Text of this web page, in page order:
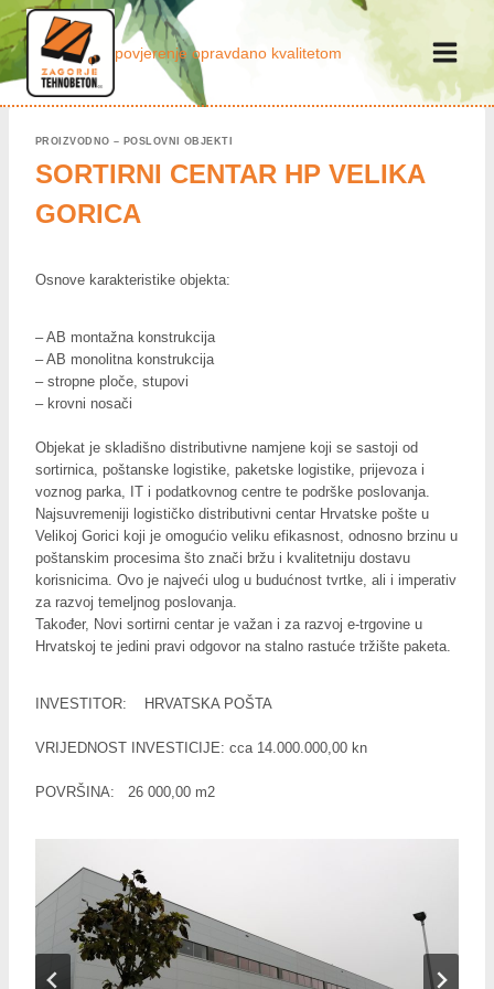
Skip
to
content
povjerenje opravdano kvalitetom
PROIZVODNO – POSLOVNI OBJEKTI
SORTIRNI CENTAR HP VELIKA
GORICA
Osnove karakteristike objekta:
– AB montažna konstrukcija
– AB monolitna konstrukcija
– stropne ploče, stupovi
– krovni nosači
Objekat je skladišno distributivne namjene koji se sastoji od
sortirnica, poštanske logistike, paketske logistike, prijevoza i
voznog parka, IT i podatkovnog centre te podrške poslovanja.
Najsuvremeniji logističko distributivni centar Hrvatske pošte u
Velikoj Gorici koji je omogućio veliku efikasnost, odnosno brzinu u
poštanskim procesima što znači bržu i kvalitetniju dostavu
korisnicima. Ovo je najveći ulog u budućnost tvrtke, ali i imperativ
za razvoj temeljnog poslovanja.
Također, Novi sortirni centar je važan i za razvoj e-trgovine u
Hrvatskoj te jedini pravi odgovor na stalno rastuće tržište paketa.
INVESTITOR: HRVATSKA POŠTA
VRIJEDNOST INVESTICIJE: cca 14.000.000,00 kn
POVRŠINA: 26 000,00 m2